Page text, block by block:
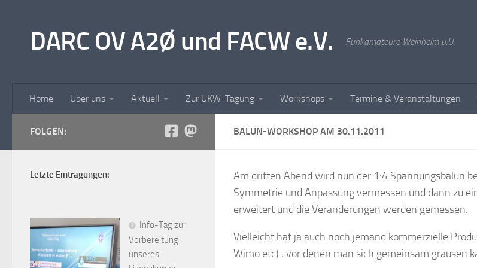
DARC OV A2Ø und FACW e.V. Funkamateure Weinheim u,U.
Home Über uns Aktuell Zur UKW-Tagung Workshops Termine & Veranstaltungen
BALUN-WORKSHOP AM 30.11.2011
Am dritten Abend wird nun der 1:4 Spannungsbalun
Symmetrie und Anpassung vermessen und dann zu
erweitert und die Veränderungen werden gemessen.
Vielleicht hat ja auch noch jemand kommerzielle
Wimo etc) , vor denen man sich gemeinsam grausen
FOLGEN:
Letzte Eintragungen:
Info-Tag zur
Vorbereitung
unseres